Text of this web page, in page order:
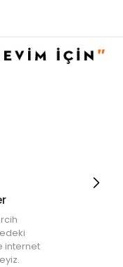
rahatlığıyla
internet